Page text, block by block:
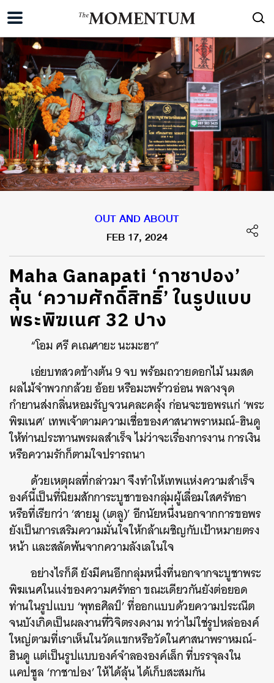
OUT AND ABOUT
FEB 17, 2024
Maha Ganapati ‘กาชาปอง’
ลุ้น ‘ความศักดิ์สิทธิ์’ ในรูปแบบ
พระพิฆเนศ 32 ปาง
“โอม ศรี คเณศายะ นะมะฮา”
เอ่ยบทสวดข้างต้น 9 จบ พร้อมถวายดอกไม้ นมสด
ผลไม้จำพวกกล้วย อ้อย หรือมะพร้าวอ่อน พลางจุด
กำยานส่งกลิ่นหอมรัญจวนคละคลุ้ง ก่อนจะขอพรแก่ ‘พระ
พิฆเนศ’ เทพเจ้าตามความเชื่อของศาสนาพราหมณ์-ฮินดู
ให้ท่านประทานพรผลสำเร็จ ไม่ว่าจะเรื่องการงาน การเงิน
หรือความรักก็ตามใจปรารถนา
ด้วยเหตุผลที่กล่าวมา จึงทำให้เทพแห่งความสำเร็จ
องค์นี้เป็นที่นิยมสักการะบูชาของกลุ่มผู้เลื่อมใสศรัทธา
หรือที่เรียกว่า ‘สายมู (เตลู)’ อีกนัยหนึ่งนอกจากการขอพร
ยังเป็นการเสริมความมั่นใจให้กล้าเผชิญกับเป้าหมายตรง
หน้า และสลัดพ้นจากความลังเลในใจ
อย่างไรก็ดี ยังมีคนอีกกลุ่มหนึ่งที่นอกจากจะบูชาพระ
พิฆเนศในแง่ของความศรัทธา ขณะเดียวกันยังต่อยอด
ท่านในรูปแบบ ‘พุทธศิลป์’ ที่ออกแบบด้วยความประณีต
จนบังเกิดเป็นผลงานที่วิจิตรงดงาม ทว่าไม่ใช่รูปหล่อองค์
ใหญ่ตามที่เราเห็นในวัดแขกหรือวัดในศาสนาพราหมณ์-
ฮินดู แต่เป็นรูปแบบองค์จำลององค์เล็ก ที่บรรจุลงใน
แคปซูล ‘กาชาปอง’ ให้ได้ลุ้น ได้เก็บสะสมกัน